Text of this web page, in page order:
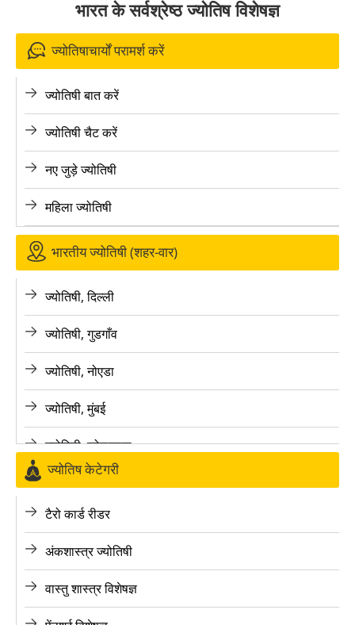
भारत के सर्वश्रेष्ठ ज्योतिष विशेषज्ञ
ज्योतिषाचार्यों परामर्श करें
ज्योतिषी बात करें
ज्योतिषी चैट करें
नए जुड़े ज्योतिषी
महिला ज्योतिषी
भारतीय ज्योतिषी (शहर-वार)
ज्योतिषी, दिल्ली
ज्योतिषी, गुडगाँव
ज्योतिषी, नोएडा
ज्योतिषी, मुंबई
ज्योतिषी, कोलकाता
ज्योतिषी, पुणे
ज्योतिषी, लखनऊ
ज्योतिषी, चंडीगढ़
ज्योतिष केटेगरी
टैरो कार्ड रीडर
अंकशास्त्र ज्योतिषी
वास्तु शास्त्र विशेषज्ञ